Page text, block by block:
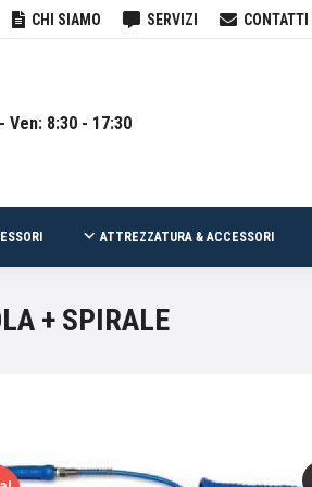
CHI SIAMO SERVIZI CONTATTI
Ven: 8:30 - 17:30
ATTREZZATURA & ACCESSORI
+ SPIRALE
COMPRESSORI